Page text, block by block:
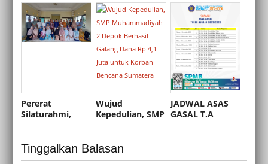
2 Depok:
Mengokohkan
Gerakan,
Memajukan
Sekolah!
Berlangsung
Meriah
2 Depok Berikan
Penghargaan
Karakter Siswa
dan Gelar
Pengajian
Bersama Tokoh
UGM
Pererat
Silaturahmi,
2 Depok Gelar
Pengajian
Wujud
Kepedulian, SMP
Muhammadiyah
Galang Dana Rp
JADWAL ASAS
GASAL T.A
Tinggalkan Balasan